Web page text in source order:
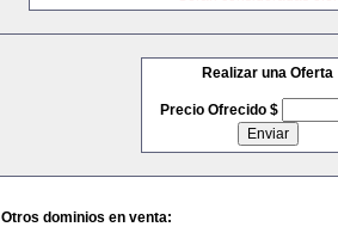
Realizar una Oferta
Precio Ofrecido $
Otros dominios en venta: